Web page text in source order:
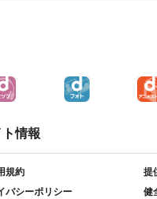
情報
規約
提
バシーポリシー
健